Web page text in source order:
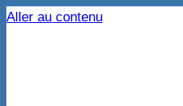
Aller au contenu